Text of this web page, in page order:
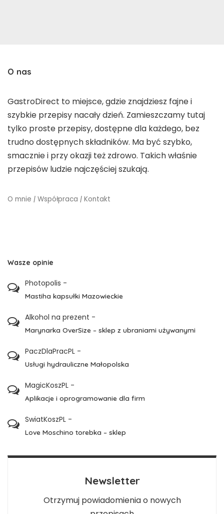
O nas
GastroDirect to miejsce, gdzie znajdziesz fajne i
szybkie przepisy nacały dzień. Zamieszczamy tutaj
tylko proste przepisy, dostępne dla każdego, bez
trudno dostępnych składników. Ma być szybko,
smacznie i przy okazji też zdrowo. Takich właśnie
przepisów ludzie najczęściej szukają.
O mnie | Współpraca | Kontakt
Wasze opinie
Photopolis -
Mastiha kapsułki Mazowieckie
Alkohol na prezent -
Marynarka OverSize – sklep z ubraniami używanymi
PaczDlaPracPL -
Usługi hydrauliczne Małopolska
MagicKoszPL -
Aplikacje i oprogramowanie dla firm
SwiatKoszPL -
Love Moschino torebka – sklep
Newsletter
Otrzymuj powiadomienia o nowych